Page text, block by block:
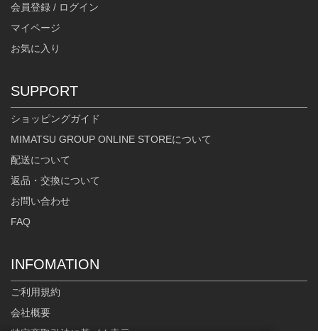
会員登録 / ログイン
マイページ
お気に入り
SUPPORT
ショッピングガイド
MIMATSU GROUP ONLINE STOREについて
配送について
返品・交換について
お問い合わせ
FAQ
INFOMATION
ご利用規約
会社概要